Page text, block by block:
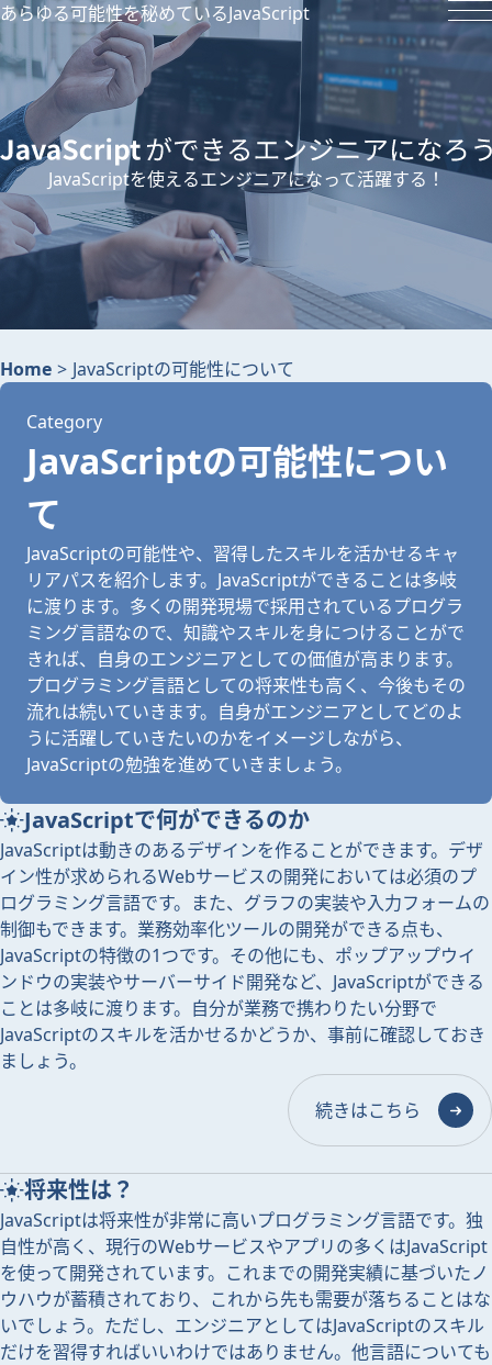
あらゆる可能性を秘めているJavaScript
JavaScriptを使えるエンジニアになって活躍する！
Home > JavaScriptの可能性について
Category
JavaScriptの可能性につい
て
JavaScriptの可能性や、習得したスキルを活かせるキャ
リアパスを紹介します。JavaScriptができることは多岐
に渡ります。多くの開発現場で採用されているプログラ
ミング言語なので、知識やスキルを身につけることがで
きれば、自身のエンジニアとしての価値が高まります。
プログラミング言語としての将来性も高く、今後もその
流れは続いていきます。自身がエンジニアとしてどのよ
うに活躍していきたいのかをイメージしながら、
JavaScriptの勉強を進めていきましょう。
JavaScriptで何ができるのか
JavaScriptは動きのあるデザインを作ることができます。デザ
イン性が求められるWebサービスの開発においては必須のプ
ログラミング言語です。また、グラフの実装や入力フォームの
制御もできます。業務効率化ツールの開発ができる点も、
JavaScriptの特徴の1つです。その他にも、ポップアップウイ
ンドウの実装やサーバーサイド開発など、JavaScriptができる
ことは多岐に渡ります。自分が業務で携わりたい分野で
JavaScriptのスキルを活かせるかどうか、事前に確認しておき
ましょう。
続きはこちら
将来性は？
JavaScriptは将来性が非常に高いプログラミング言語です。独
自性が高く、現行のWebサービスやアプリの多くはJavaScript
を使って開発されています。これまでの開発実績に基づいたノ
ウハウが蓄積されており、これから先も需要が落ちることはな
いでしょう。ただし、エンジニアとしてはJavaScriptのスキル
だけを習得すればいいわけではありません。他言語についても